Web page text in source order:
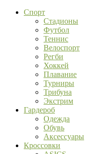
Спорт
Стадионы
Футбол
Теннис
Велоспорт
Регби
Хоккей
Плавание
Турниры
Трибуна
Экстрим
Гардероб
Одежда
Обувь
Аксессуары
Кроссовки